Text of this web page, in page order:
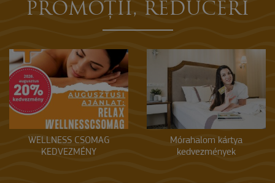
PROMOȚII, REDUCERI
WELLNESS CSOMAG
KEDVEZMÉNY
Mórahalom kártya
kedvezmények